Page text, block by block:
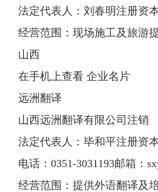
法定代表人：刘春明注册资
经营范围：现场施工及旅游
山西
在手机上查看 企业名片
远洲翻译
山西远洲翻译有限公司注销
法定代表人：毕和平注册资
电话：0351-3031193邮箱：
经营范围：提供外语翻译及